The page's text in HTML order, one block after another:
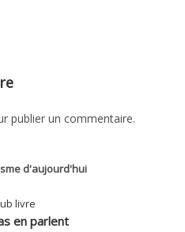
publier un commentaire.
d'aujourd'hui
en parlent